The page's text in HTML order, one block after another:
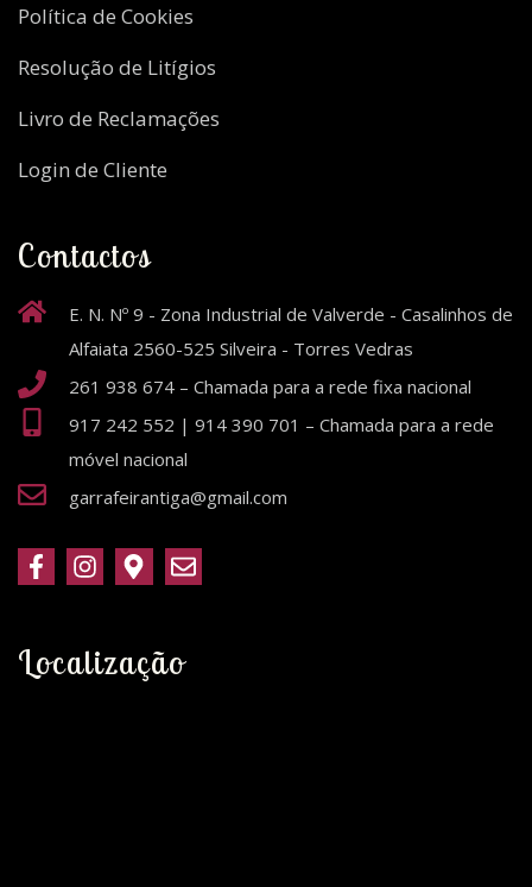
Política de Cookies
Resolução de Litígios
Livro de Reclamações
Login de Cliente
Contactos
E. N. Nº 9 - Zona Industrial de Valverde - Casalinhos de
Alfaiata 2560-525 Silveira - Torres Vedras
261 938 674 – Chamada para a rede fixa nacional
917 242 552 | 914 390 701 – Chamada para a rede
móvel nacional
garrafeirantiga@gmail.com
Localização